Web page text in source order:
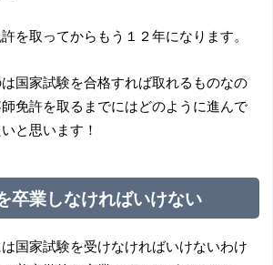
を取ってからもう１２年になります。
国家試験を合格すれば取れるものなの
免許を取るまでにはどのように進んで
と思います！
卒業しなければいけない
国家試験を受けなければいけないわけ